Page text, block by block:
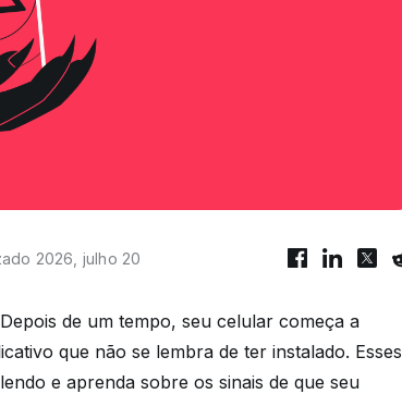
2026, julho 20
de um tempo, seu celular começa a
que não se lembra de ter instalado. Esses
e aprenda sobre os sinais de que seu